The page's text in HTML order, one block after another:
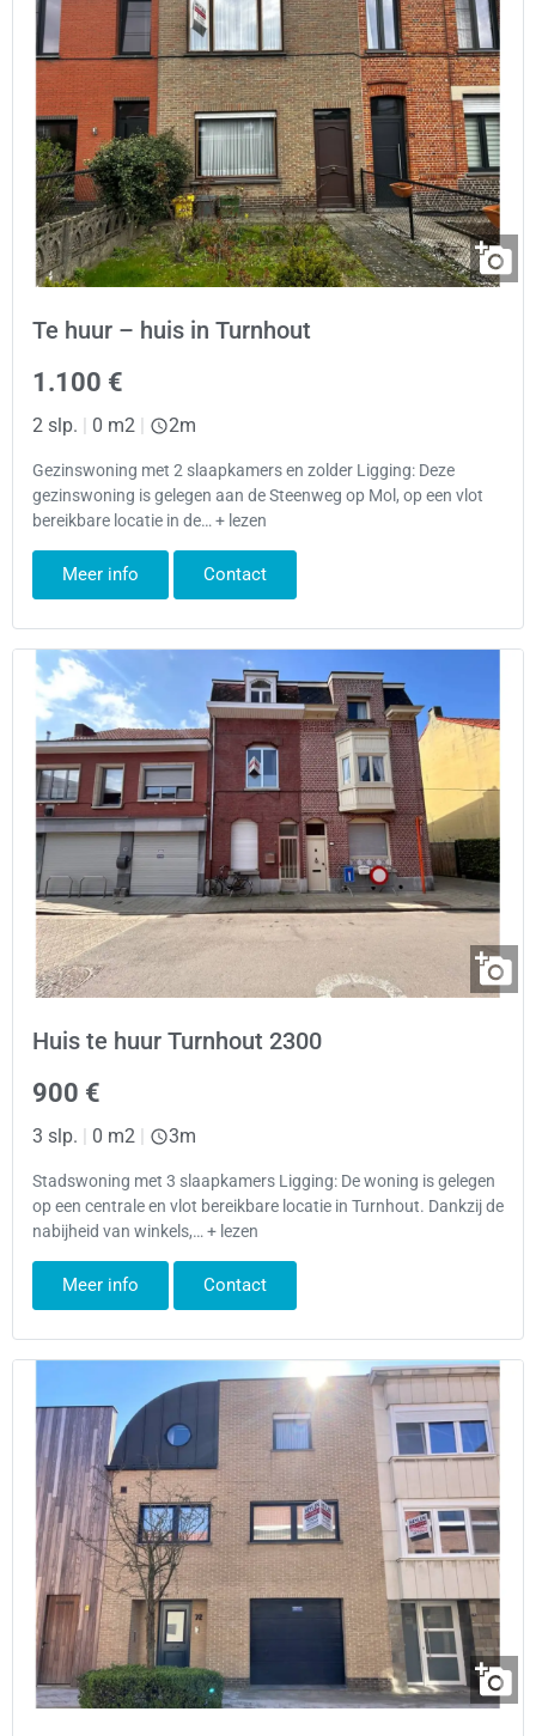
Te huur – huis in Turnhout
1.100 €
2 slp. 0 m2 2m
Gezinswoning met 2 slaapkamers en zolder Ligging: Deze
gezinswoning is gelegen aan de Steenweg op Mol, op een vlot
bereikbare locatie in de… + lezen
Meer info Contact
Huis te huur Turnhout 2300
900 €
3 slp. 0 m2 3m
Stadswoning met 3 slaapkamers Ligging: De woning is gelegen
op een centrale en vlot bereikbare locatie in Turnhout. Dankzij de
nabijheid van winkels,… + lezen
Meer info Contact